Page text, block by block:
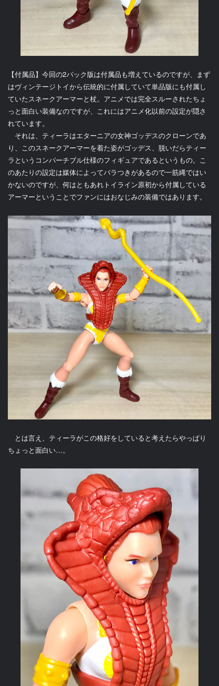
【付属品】今回の2パック版は付属品も増えているのですが、まず
はヴィンテージトイから伝統的に付属していて単品版にも付属し
ていたスネークアーマーと杖。アニメでは完全スルーされたちょ
っと面白い装備なのですが、これにはアニメ化以前の設定が隠さ
れています。
それは、ティーラはエターニアの女神ゴッデスのクローンであ
り、このスネークアーマーを着た姿がゴッデス、脱いだらティー
ラというコンパーチブル仕様のフィギュアであるというもの。こ
のあたりの設定は媒体によってバラつきがあるので一筋縄ではい
かないのですが、何はともあれトイライン原初から付属している
アーマーということでファンにはおなじみの装備ではあります。
とは言え、ティーラがこの格好をしていると考えたらやっぱり
ちょっと面白い…。